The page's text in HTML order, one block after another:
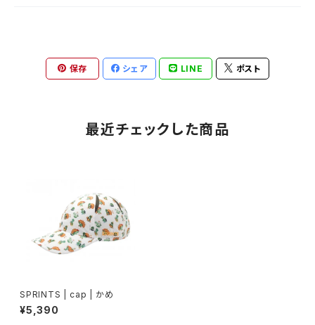
保存 シェア LINE ポスト
最近チェックした商品
SPRINTS | cap | かめ
¥5,390